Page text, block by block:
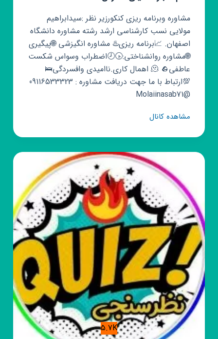
مشاوره وبرنامه ریزی کنکورزیر نظر :سیدابراهیم
مولایی نسب کارشناسی ارشد رشته مشاوره دانشگاه
اصفهان. 📈برنامه ریزی♨️ مشاوره انگیزشی 🌐پیگیری
🌐مشاوره روانشناختی:🕟🕗اضطراب وسواس شکست
عاطفی🫠 🪨 اهمال کاری.ناامیدی وافسردگی🛌
💯ارتباط با ما جهت دریافت مشاوره : 09116533323
@Molaiinasab71
مشاهده کانالکانال
رشته
تجربی
انسانی
کنکور
یازدهم
دهم
اخبار
تعطیلی
مدارس
5.7K